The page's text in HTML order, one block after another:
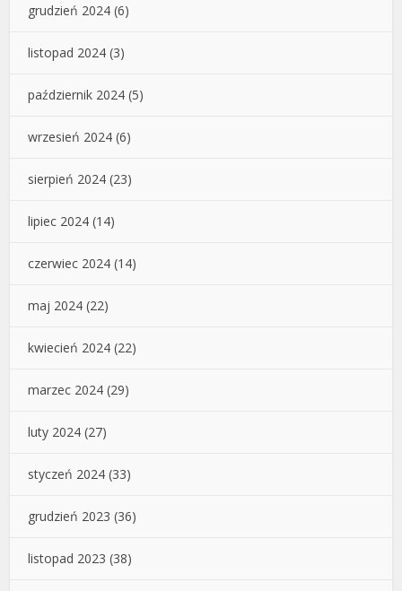
grudzień 2024 (6)
listopad 2024 (3)
październik 2024 (5)
wrzesień 2024 (6)
sierpień 2024 (23)
lipiec 2024 (14)
czerwiec 2024 (14)
maj 2024 (22)
kwiecień 2024 (22)
marzec 2024 (29)
luty 2024 (27)
styczeń 2024 (33)
grudzień 2023 (36)
listopad 2023 (38)